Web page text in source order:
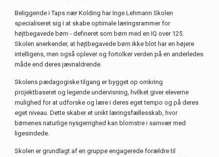
Beliggende i Taps nær Kolding har Inge Lehmann Skolen
specialiseret sig i at skabe optimale læringsrammer for
højtbegavede børn - defineret som børn med en IQ over 125.
Skolen anerkender, at højtbegavede børn ikke blot har en højere
intelligens, men også oplever og fortolker verden på en anderledes
måde end deres jævnaldrende.
Skolens pædagogiske tilgang er bygget op omkring
projektbaseret og legende undervisning, hvilket giver eleverne
mulighed for at udforske og lære i deres eget tempo og på deres
eget niveau. Dette skaber et unikt læringsfællesskab, hvor
børnenes naturlige nysgerrighed kan blomstre i samvær med
ligesindede.
Skolen er grundlagt af en gruppe engagerede forældre til